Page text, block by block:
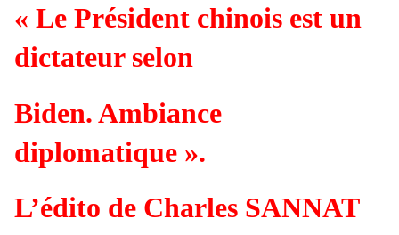
« Le Président chinois est un
dictateur selon
Biden. Ambiance
diplomatique ».
L’édito de Charles SANNAT